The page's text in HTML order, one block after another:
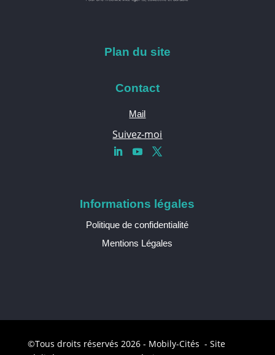
Plan du site
Contact
Mail
Suivez-moi
Informations légales
Politique de confidentialité
Mentions Légales
©Tous droits réservés 2026 - Mobily-Cités - Site